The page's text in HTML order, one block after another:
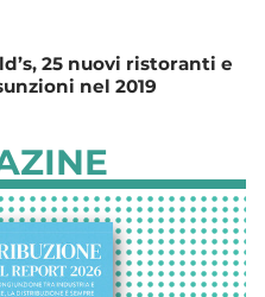
25 nuovi ristoranti e
nel 2019